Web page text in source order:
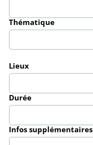
Thématique
Lieux
Durée
Infos supplémentaires